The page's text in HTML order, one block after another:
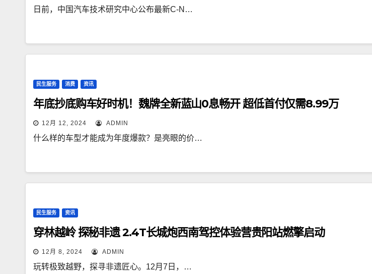
日前，中国汽车技术研究中心公布最新C-N…
民生服务 消费 资讯
年底抄底购车好时机！魏牌全新蓝山0息畅开 超低首付仅需8.99万
12月 12, 2024 ADMIN
什么样的车型才能成为年度爆款？是亮眼的价…
民生服务 资讯
穿林越岭 探秘非遗 2.4T长城炮西南驾控体验营贵阳站燃擎启动
12月 8, 2024 ADMIN
玩转极致越野，探寻非遗匠心。12月7日，…